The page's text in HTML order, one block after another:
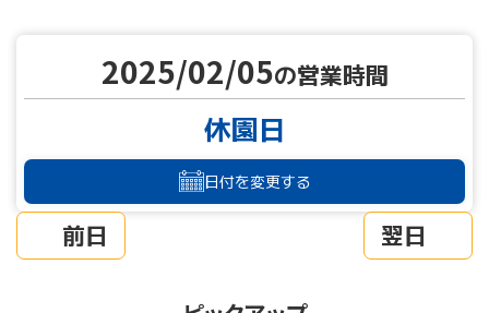
前日
2025/02/05の営業時間
休園日
日付を変更する
翌日